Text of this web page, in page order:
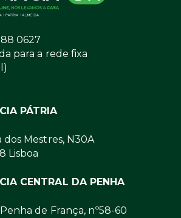
0627
para a rede fixa
PÁTRIA
dos Mestres, N30A
Lisboa
CENTRAL DA PENHA
de França, nº58-60